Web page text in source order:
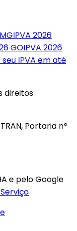
MGIPVA 2026
GOIPVA 2026
IPVA em até
direitos
Portaria nº
e pelo Google